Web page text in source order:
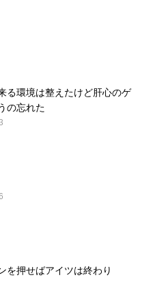
る環境は整えたけど肝心のゲ
の忘れた
を押せばアイツは終わり